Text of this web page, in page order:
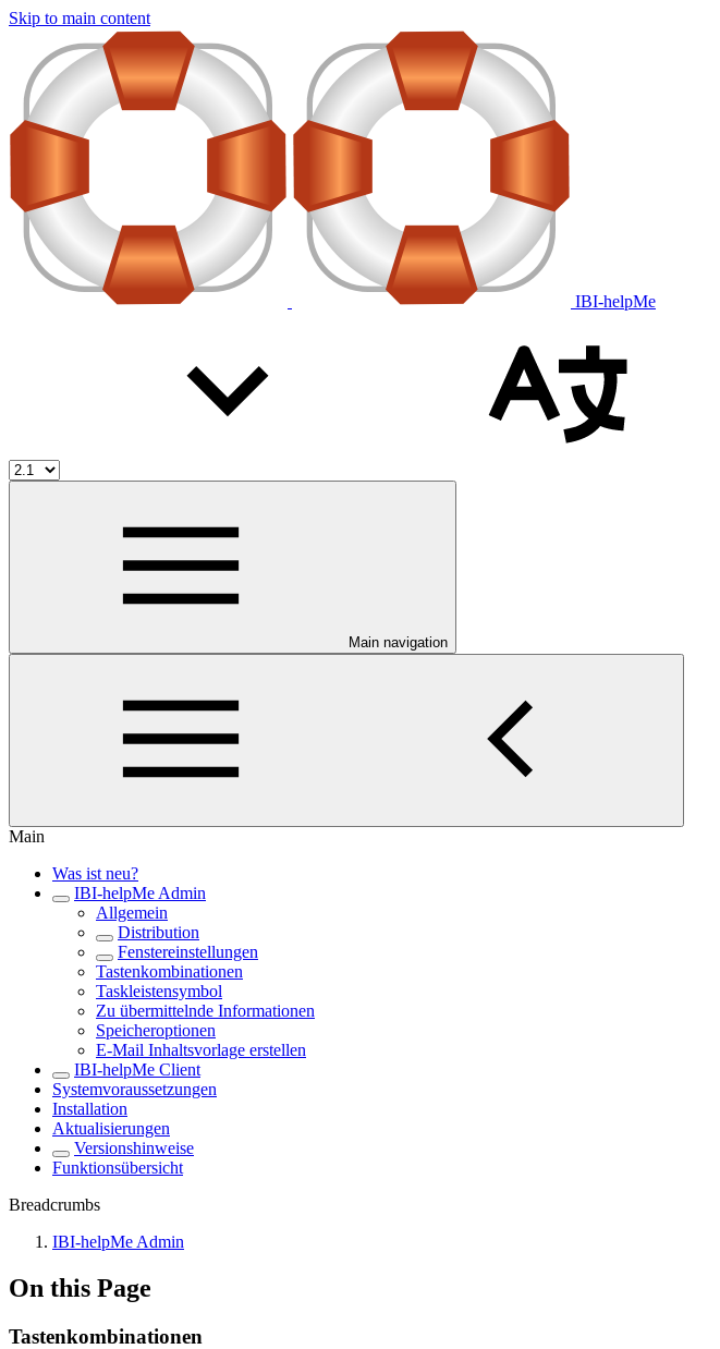
Skip to main content
IBI-helpMe
Main navigation
Main
Was ist neu?
IBI-helpMe Admin
Allgemein
Distribution
Fenstereinstellungen
Tastenkombinationen
Taskleistensymbol
Zu übermittelnde Informationen
Speicheroptionen
E-Mail Inhaltsvorlage erstellen
IBI-helpMe Client
Systemvoraussetzungen
Installation
Aktualisierungen
Versionshinweise
Funktionsübersicht
Breadcrumbs
IBI-helpMe Admin
On this Page
Tastenkombinationen